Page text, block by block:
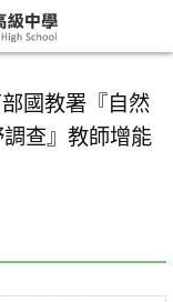
國教署『自然
查』教師增能